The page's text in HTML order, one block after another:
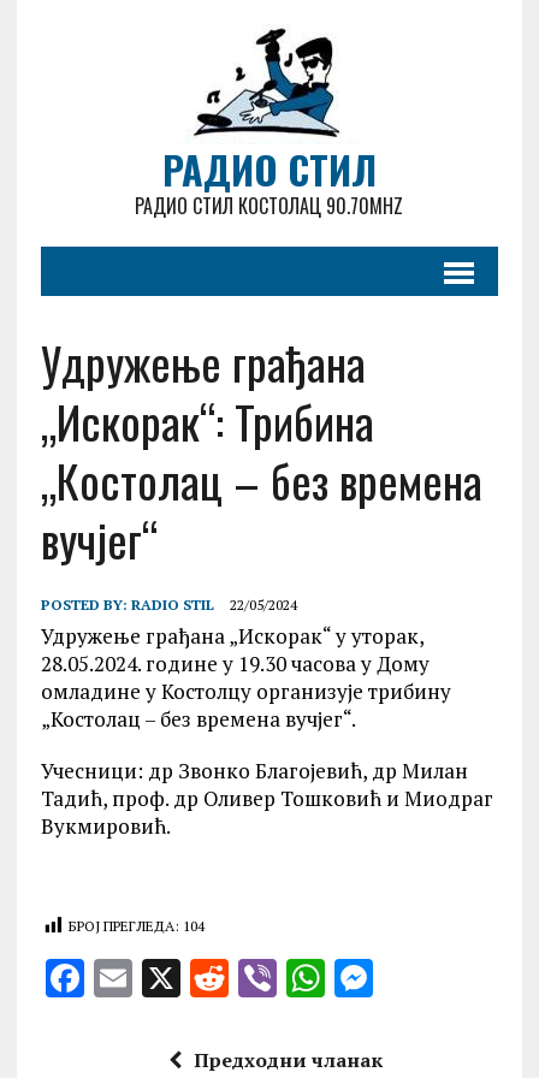
РАДИО СТИЛ
РАДИО СТИЛ КОСТОЛАЦ 90.70MHZ
Удружење грађана
„Искорак“: Трибина
„Костолац – без времена
вучјег“
POSTED BY: RADIO STIL 22/05/2024
Удружење грађана „Искорак“ у уторак,
28.05.2024. године у 19.30 часова у Дому
омладине у Костолцу организује трибину
„Костолац – без времена вучјег“.
Учесници: др Звонко Благојевић, др Милан
Тадић, проф. др Оливер Тошковић и Миодраг
Вукмировић.
БРОЈ ПРЕГЛЕДА: 104
F E X R
d
V
er
W
at
M
se
Предходни чланак